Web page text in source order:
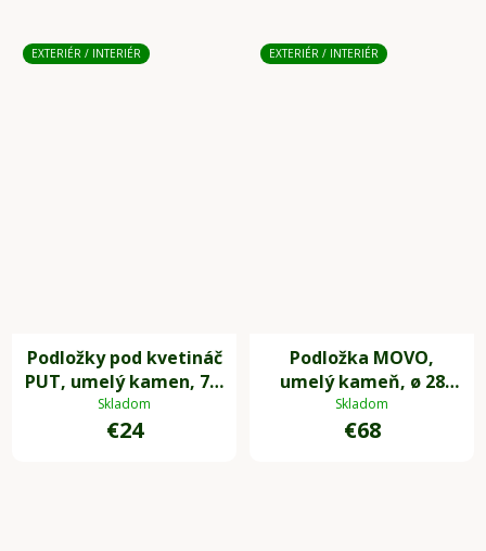
EXTERIÉR / INTERIÉR
Podložky pod kvetináč
PUT, umelý kamen, 7 x
7 cm, 4-set, sivá
Skladom
€24
EXTERIÉR / INTERIÉR
Podložka MOVO,
umelý kameň, ø 28
cm, sivá
Skladom
€68